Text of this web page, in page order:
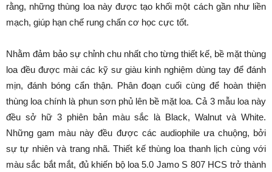
rằng, những thùng loa này được tạo khối một cách gần như liền
mạch, giúp hạn chế rung chấn cơ học cực tốt.
Nhằm đảm bảo sự chỉnh chu nhất cho từng thiết kế, bề mặt thùng
loa đều được mài các kỹ sư giàu kinh nghiệm dùng tay để đánh
mịn, đánh bóng cẩn thận. Phân đoạn cuối cùng để hoàn thiện
thùng loa chính là phun sơn phủ lên bề mặt loa. Cả 3 mẫu loa này
đều sở hữ 3 phiên bản màu sắc là Black, Walnut và White.
Những gam màu này đều được các audiophile ưa chuộng, bởi
sự tự nhiên và trang nhã. Thiết kế thùng loa thanh lịch cùng với
màu sắc bắt mắt, đủ khiến bộ loa 5.0 Jamo S 807 HCS trở thành